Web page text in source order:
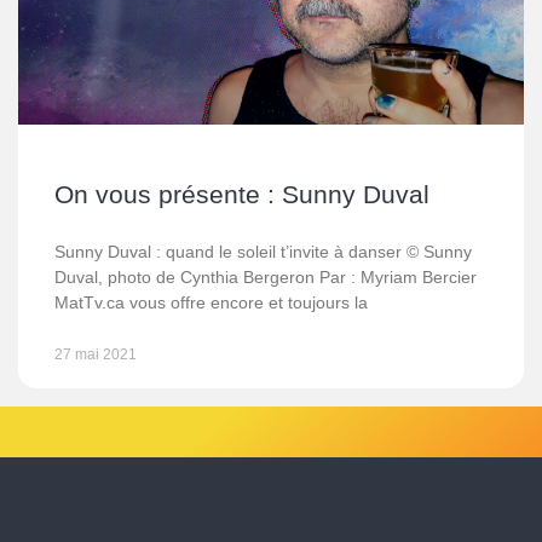
On vous présente : Sunny Duval
Sunny Duval : quand le soleil t’invite à danser © Sunny
Duval, photo de Cynthia Bergeron Par : Myriam Bercier
MatTv.ca vous offre encore et toujours la
27 mai 2021